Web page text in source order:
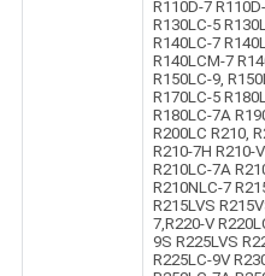
R110D-7
R130LC-5
R140LC-7
R140LCM-7
R150LC-9,
R170LC-5
R180LC-7A
R200LC R210,
R210-7H R210-
R210LC-7A
R210NLC-7
R215LVS
7,R220-V
9S R225LVS
R225LC-9V